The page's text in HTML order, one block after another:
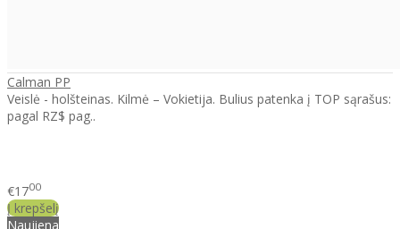
Calman PP
Veislė - holšteinas. Kilmė – Vokietija. Bulius patenka į TOP sąrašus:
pagal RZ$ pag..
€1700
Į krepšelį
Naujiena